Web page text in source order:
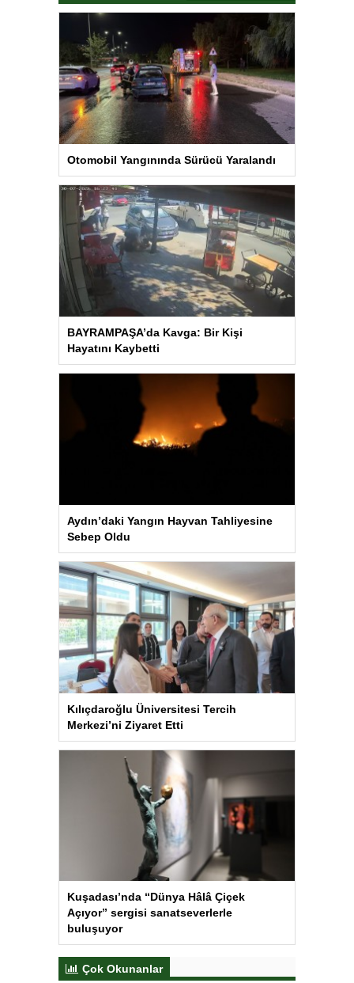
Otomobil Yangınında Sürücü Yaralandı
BAYRAMPAŞA’da Kavga: Bir Kişi
Hayatını Kaybetti
Aydın’daki Yangın Hayvan Tahliyesine
Sebep Oldu
Kılıçdaroğlu Üniversitesi Tercih
Merkezi’ni Ziyaret Etti
Kuşadası’nda “Dünya Hâlâ Çiçek
Açıyor” sergisi sanatseverlerle
buluşuyor
Çok Okunanlar